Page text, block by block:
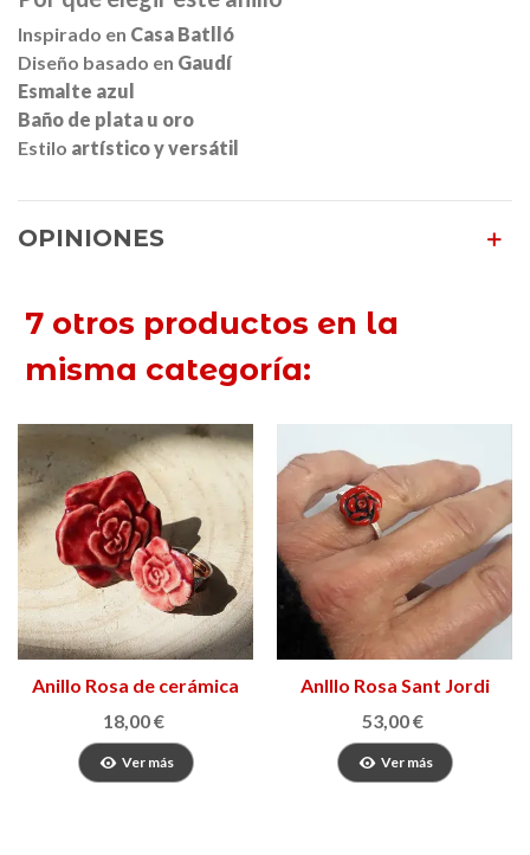
Inspirado en Casa Batlló
Diseño basado en Gaudí
Esmalte azul
Baño de plata u oro
Estilo artístico y versátil
OPINIONES
7 otros productos en la
misma categoría:
Anillo Rosa de cerámica
18,00 €
Ver más
AnIllo Rosa Sant Jordi
53,00 €
Ver más